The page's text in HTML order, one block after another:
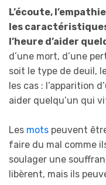
L’écoute,
les
l’heure d’aider
d’une mort, d’une
soit le type de deuil,
les cas : l’apparition
aider quelqu’un qui
Les mots peuvent
faire du mal comme
soulager une
libèrent, mais ils